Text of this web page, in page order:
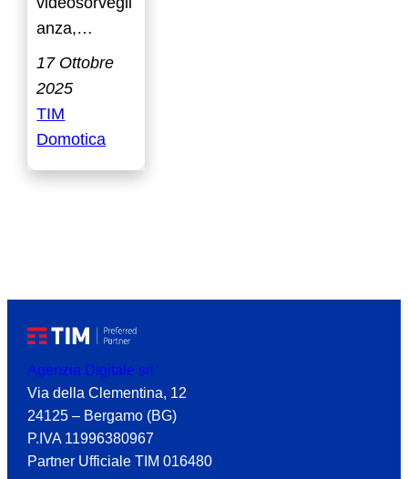
anza,…
17 Ottobre
2025
TIM
Domotica
Agenzia Digitale srl
Via della Clementina, 12
24125 – Bergamo (BG)
P.IVA 11996380967
Partner Ufficiale TIM 016480